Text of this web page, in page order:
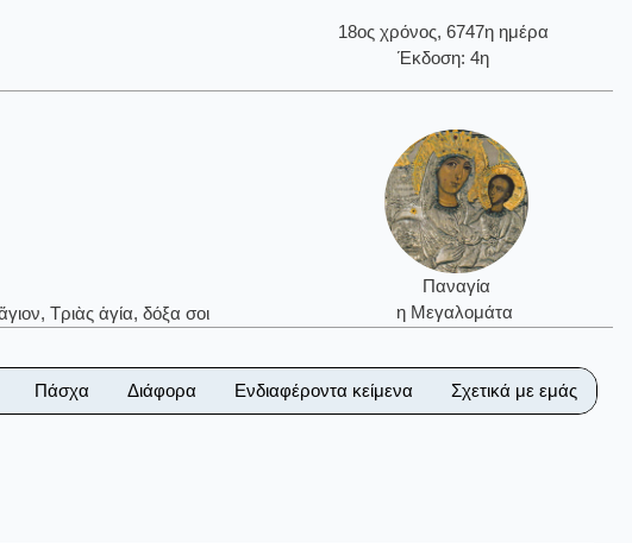
18ος χρόνος, 6747η ημέρα
Έκδοση: 4η
Τριὰς ἁγία, δόξα σοι
Παναγία
η Μεγαλομάτα
Πάσχα Διάφορα Ενδιαφέροντα κείμενα Σχετικά με εμάς